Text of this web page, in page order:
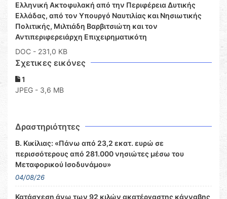
Ελληνική Ακτοφυλακή από την Περιφέρεια Δυτικής
Ελλάδας, από τον Υπουργό Ναυτιλίας και Νησιωτικής
Πολιτικής, Μιλτιάδη Βαρβιτσιώτη και τον
Αντιπεριφερειάρχη Επιχειρηματικότη
DOC - 231,0 KB
Σχετικες εικόνες
1
JPEG - 3,6 MB
Δραστηριότητες
Β. Κικίλιας: «Πάνω από 23,2 εκατ. ευρώ σε
περισσότερους από 281.000 νησιώτες μέσω του
Μεταφορικού Ισοδυνάμου»
04/08/26
Κατάσχεση άνω των 92 κιλών ακατέργαστης κάνναβης